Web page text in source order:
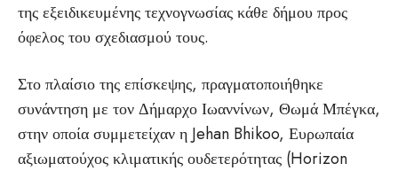
της εξειδικευμένης τεχνογνωσίας κάθε δήμου προς
όφελος του σχεδιασμού τους.
Στο πλαίσιο της επίσκεψης, πραγματοποιήθηκε
συνάντηση με τον Δήμαρχο Ιωαννίνων, Θωμά Μπέγκα,
στην οποία συμμετείχαν η Jehan Bhikoo, Ευρωπαία
αξιωματούχος κλιματικής ουδετερότητας (Horizon